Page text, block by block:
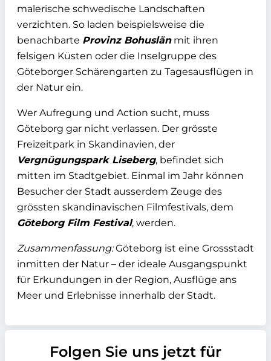
malerische schwedische Landschaften
verzichten. So laden beispielsweise die
benachbarte Provinz Bohuslänmit ihren
felsigen Küsten oder die Inselgruppe des
Göteborger Schärengarten zu Tagesausflügen in
der Natur ein.
Wer Aufregung und Action sucht, muss
Göteborg gar nicht verlassen. Der grösste
Freizeitpark in Skandinavien, der
Vergnügungspark Liseberg, befindet sich
mitten im Stadtgebiet. Einmal im Jahr können
Besucher der Stadt ausserdem Zeuge des
grössten skandinavischen Filmfestivals, dem
Göteborg Film Festival, werden.
Zusammenfassung:Göteborg ist eine Grossstadt
inmitten der Natur – der ideale Ausgangspunkt
für Erkundungen in der Region, Ausflüge ans
Meer und Erlebnisse innerhalb der Stadt.
Folgen Sie uns jetzt für